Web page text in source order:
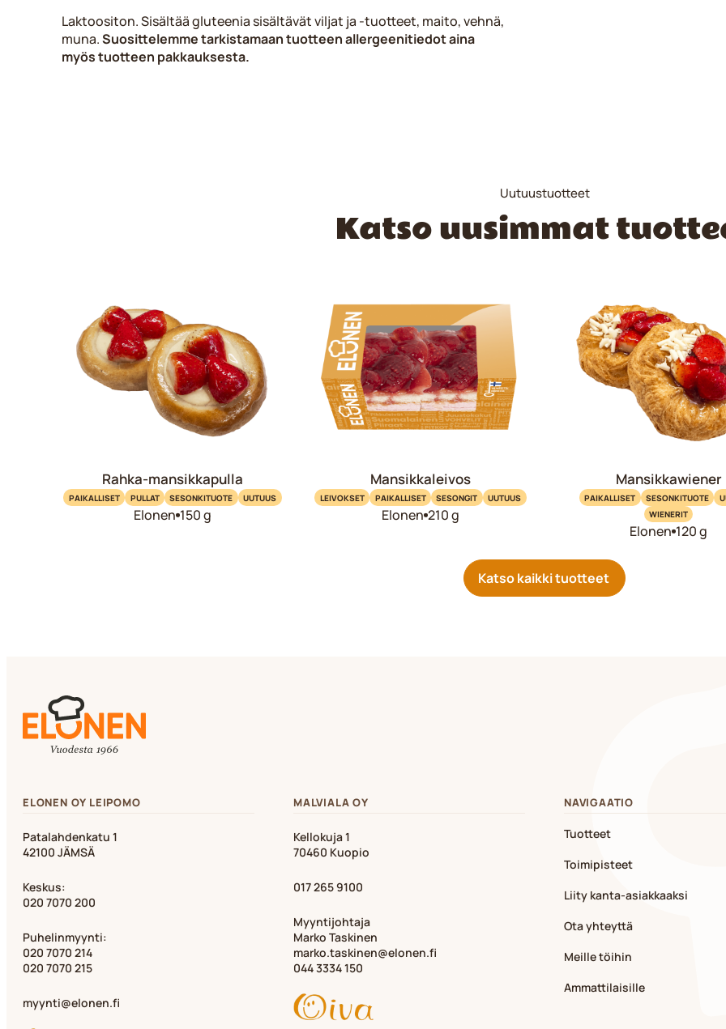
Laktoositon. Sisältää gluteenia sisältävät viljat ja -tuotteet, maito, vehnä,
muna.Suosittelemme tarkistamaan tuotteen allergeenitiedot aina
myös tuotteen pakkauksesta.
Uutuustuotteet
Katso uusimmat
Rahka-mansikkapulla
PAIKALLISET PULLAT SESONKITUOTE UUTUUS
Elonen 150 g
Mansikkaleivos
LEIVOKSET PAIKALLISET SESONGIT UUTUUS
Elonen 210 g
Mansikkawiener
PAIKALLISET SESONKITUOTE
WIENERIT
Elonen 120 g
Katso kaikki tuotteet
ELONEN OY LEIPOMO
Patalahdenkatu 1
42100 JÄMSÄ
Keskus:
020 7070 200
Puhelinmyynti:
020 7070 214
020 7070 215
myynti@elonen.fi
MALVIALA OY
Kellokuja 1
70460 Kuopio
017 265 9100
Myyntijohtaja
Marko Taskinen
marko.taskinen@elonen.fi
044 3334 150
NAVIGAATIO
Tuotteet
Toimipisteet
Liity kanta-asiakkaaksi
Ota yhteyttä
Meille töihin
Ammattilaisille